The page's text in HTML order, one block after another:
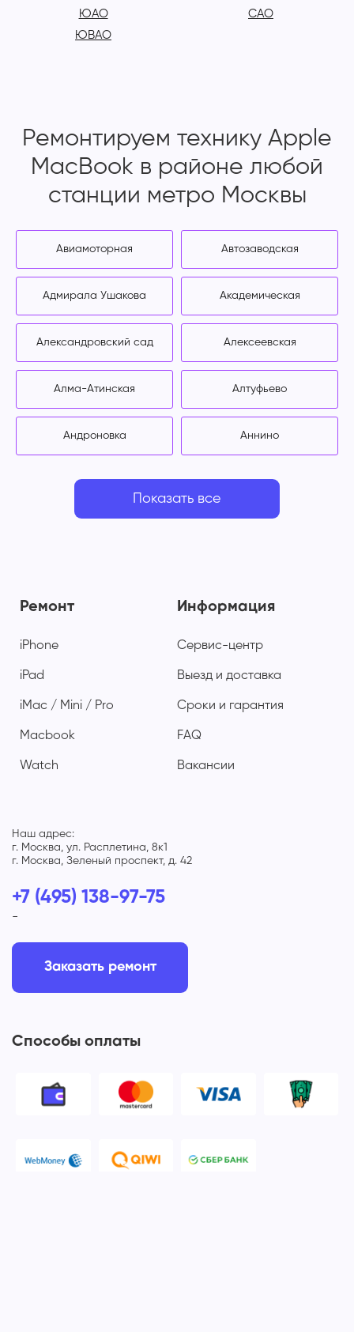
ЮАО
ЮВАО
САО
Ремонтируем технику Apple
MacBook в районе любой
станции метро Москвы
Авиамоторная Автозаводская
Адмирала Ушакова Академическая
Александровский сад Алексеевская
Алма-Атинская Алтуфьево
Андроновка Аннино
Показать все
Ремонт
iPhone
iPad
iMac / Mini / Pro
Macbook
Watch
Информация
Сервис-центр
Выезд и доставка
Сроки и гарантия
FAQ
Вакансии
Наш адрес:
г. Москва, ул. Расплетина, 8к1
г. Москва, Зеленый проспект, д. 42
+7 (495) 138-97-75
-
Заказать ремонт
Способы оплаты